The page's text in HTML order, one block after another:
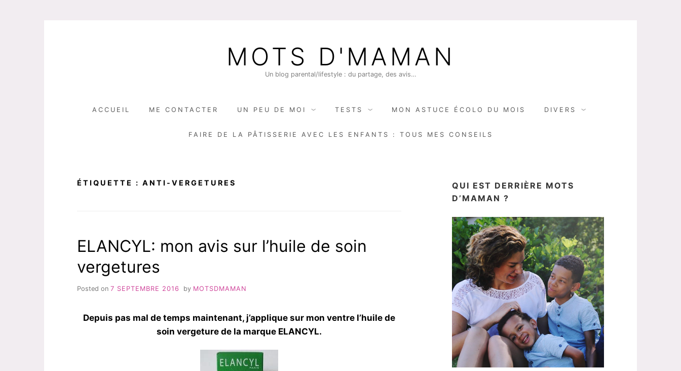
MOTS D'MAMAN
Un blog parental/lifestyle : du partage, des avis…
ACCUEIL ME CONTACTER UN PEU DE MOI TESTS MON ASTUCE ÉCOLO DU MOIS DIVERS
FAIRE DE LA PÂTISSERIE AVEC LES ENFANTS : TOUS MES CONSEILS
ÉTIQUETTE : ANTI-VERGETURES
ELANCYL: mon avis sur l’huile de soin
vergetures
Posted on 7 SEPTEMBRE 2016 by MOTSDMAMAN
Depuis pas mal de temps maintenant, j’applique sur mon ventre l’huile de
soin vergeture de la marque ELANCYL.
QUI EST DERRIÈRE MOTS
D’MAMAN ?